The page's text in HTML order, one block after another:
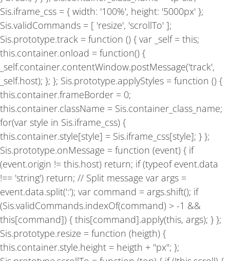
Sis.iframe_css = { width: '100%', height: '5000px' };
Sis.validCommands = [ 'resize', 'scrollTo' ];
Sis.prototype.track = function () { var _self = this;
this.container.onload = function() {
_self.container.contentWindow.postMessage('track',
_self.host); }; }; Sis.prototype.applyStyles = function () {
this.container.frameBorder = 0;
this.container.className = Sis.container_class_name;
for(var style in Sis.iframe_css) {
this.container.style[style] = Sis.iframe_css[style]; } };
Sis.prototype.onMessage = function (event) { if
(event.origin != this.host) return; if (typeof event.data
!== 'string') return; // Split message var args =
event.data.split(':'); var command = args.shift(); if
(Sis.validCommands.indexOf(command) > -1 &&
this[command]) { this[command].apply(this, args); } };
Sis.prototype.resize = function (heigth) {
this.container.style.height = heigth + "px"; };